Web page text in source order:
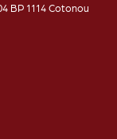
BP 1114 Cotonou